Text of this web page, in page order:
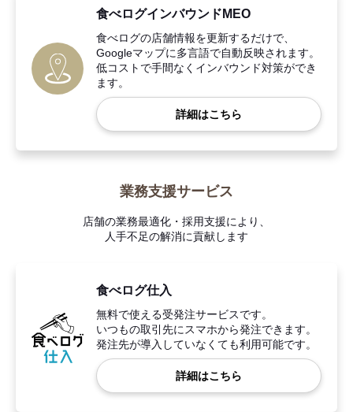
食べログインバウンドMEO
食べログの店舗情報を更新するだけで、
Googleマップに多言語で自動反映されます。
低コストで手間なくインバウンド対策ができ
ます。
詳細はこちら
業務支援サービス
店舗の業務最適化・採用支援により、
人手不足の解消に貢献します
食べログ仕入
無料で使える受発注サービスです。
いつもの取引先にスマホから発注できます。
発注先が導入していなくても利用可能です。
詳細はこちら